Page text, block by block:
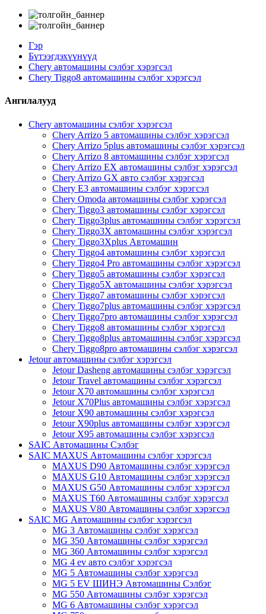
Гэр
Бүтээгдэхүүнүүд
Chery автомашины сэлбэг хэрэгсэл
Chery Tiggo8 автомашины сэлбэг хэрэгсэл
Ангилалууд
Chery автомашины сэлбэг хэрэгсэл
Chery Arrizo 5 автомашины сэлбэг хэрэгсэл
Chery Arrizo 5plus автомашины сэлбэг хэрэгсэл
Chery Arrizo 8 автомашины сэлбэг хэрэгсэл
Chery Arrizo EX автомашины сэлбэг хэрэгсэл
Chery Arrizo GX авто сэлбэг хэрэгсэл
Chery E3 автомашины сэлбэг хэрэгсэл
Chery Omoda автомашины сэлбэг хэрэгсэл
Chery Tiggo3 автомашины сэлбэг хэрэгсэл
Chery Tiggo3plus автомашины сэлбэг хэрэгсэл
Chery Tiggo3X автомашины сэлбэг хэрэгсэл
Chery Tiggo3Xplus Автомашин
Chery Tiggo4 автомашины сэлбэг хэрэгсэл
Chery Tiggo4 Pro автомашины сэлбэг хэрэгсэл
Chery Tiggo5 автомашины сэлбэг хэрэгсэл
Chery Tiggo5X автомашины сэлбэг хэрэгсэл
Chery Tiggo7 автомашины сэлбэг хэрэгсэл
Chery Tiggo7plus автомашины сэлбэг хэрэгсэл
Chery Tiggo7pro автомашины сэлбэг хэрэгсэл
Chery Tiggo8 автомашины сэлбэг хэрэгсэл
Chery Tiggo8plus автомашины сэлбэг хэрэгсэл
Chery Tiggo8pro автомашины сэлбэг хэрэгсэл
Jetour автомашины сэлбэг хэрэгсэл
Jetour Dasheng автомашины сэлбэг хэрэгсэл
Jetour Travel автомашины сэлбэг хэрэгсэл
Jetour X70 автомашины сэлбэг хэрэгсэл
Jetour X70Plus автомашины сэлбэг хэрэгсэл
Jetour X90 автомашины сэлбэг хэрэгсэл
Jetour X90plus автомашины сэлбэг хэрэгсэл
Jetour X95 автомашины сэлбэг хэрэгсэл
SAIC Автомашины Сэлбэг
SAIC MAXUS Автомашины сэлбэг хэрэгсэл
MAXUS D90 Автомашины сэлбэг хэрэгсэл
MAXUS G10 Автомашины сэлбэг хэрэгсэл
MAXUS G50 Автомашины сэлбэг хэрэгсэл
MAXUS T60 Автомашины сэлбэг хэрэгсэл
MAXUS V80 Автомашины сэлбэг хэрэгсэл
SAIC MG Автомашины сэлбэг хэрэгсэл
MG 3 Автомашины сэлбэг хэрэгсэл
MG 350 Автомашины сэлбэг хэрэгсэл
MG 360 Автомашины сэлбэг хэрэгсэл
MG 4 ev авто сэлбэг хэрэгсэл
MG 5 Автомашины сэлбэг хэрэгсэл
MG 5 EV ШИНЭ Автомашины Сэлбэг
MG 550 Автомашины сэлбэг хэрэгсэл
MG 6 Автомашины сэлбэг хэрэгсэл